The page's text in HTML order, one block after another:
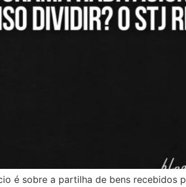
é sobre a partilha de bens recebidos